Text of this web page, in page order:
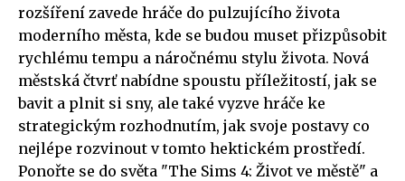
rozšíření zavede hráče do pulzujícího života
moderního města, kde se budou muset přizpůsobit
rychlému tempu a náročnému stylu života. Nová
městská čtvrť nabídne spoustu příležitostí, jak se
bavit a plnit si sny, ale také vyzve hráče ke
strategickým rozhodnutím, jak svoje postavy co
nejlépe rozvinout v tomto hektickém prostředí.
Ponořte se do světa "The Sims 4: Život ve městě" a